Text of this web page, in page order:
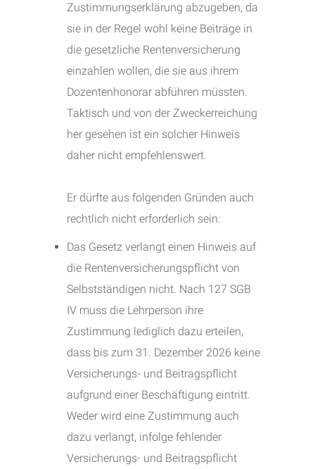
Zustimmungserklärung abzugeben, da
sie in der Regel wohl keine Beiträge in
die gesetzliche Rentenversicherung
einzahlen wollen, die sie aus ihrem
Dozentenhonorar abführen müssten.
Taktisch und von der Zweckerreichung
her gesehen ist ein solcher Hinweis
daher nicht empfehlenswert.
Er dürfte aus folgenden Gründen auch
rechtlich nicht erforderlich sein:
Das Gesetz verlangt einen Hinweis auf
die Rentenversicherungspflicht von
Selbstständigen nicht. Nach 127 SGB
IV muss die Lehrperson ihre
Zustimmung lediglich dazu erteilen,
dass bis zum 31. Dezember 2026 keine
Versicherungs- und Beitragspflicht
aufgrund einer Beschäftigung eintritt.
Weder wird eine Zustimmung auch
dazu verlangt, infolge fehlender
Versicherungs- und Beitragspflicht